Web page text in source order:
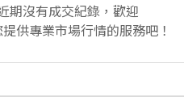
期沒有成交紀錄，歡迎
供專業市場行情的服務吧！